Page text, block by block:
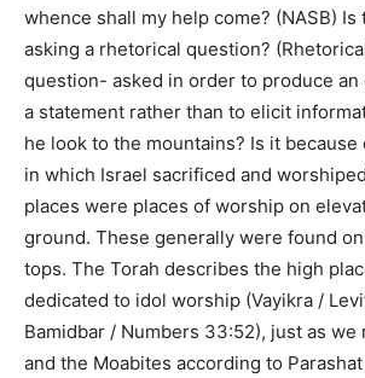
whence shall my help come? (NASB) Is
asking a rhetorical question? (
question- asked in order to produce an
a statement rather than to elicit
he look to the mountains? Is it
in which Israel sacrificed and
places were places of worship on
ground. These generally were found
tops. The Torah describes the high
dedicated to idol worship (Vayikra /
Bamidbar / Numbers 33:52), just as we
and the Moabites according to Parashat